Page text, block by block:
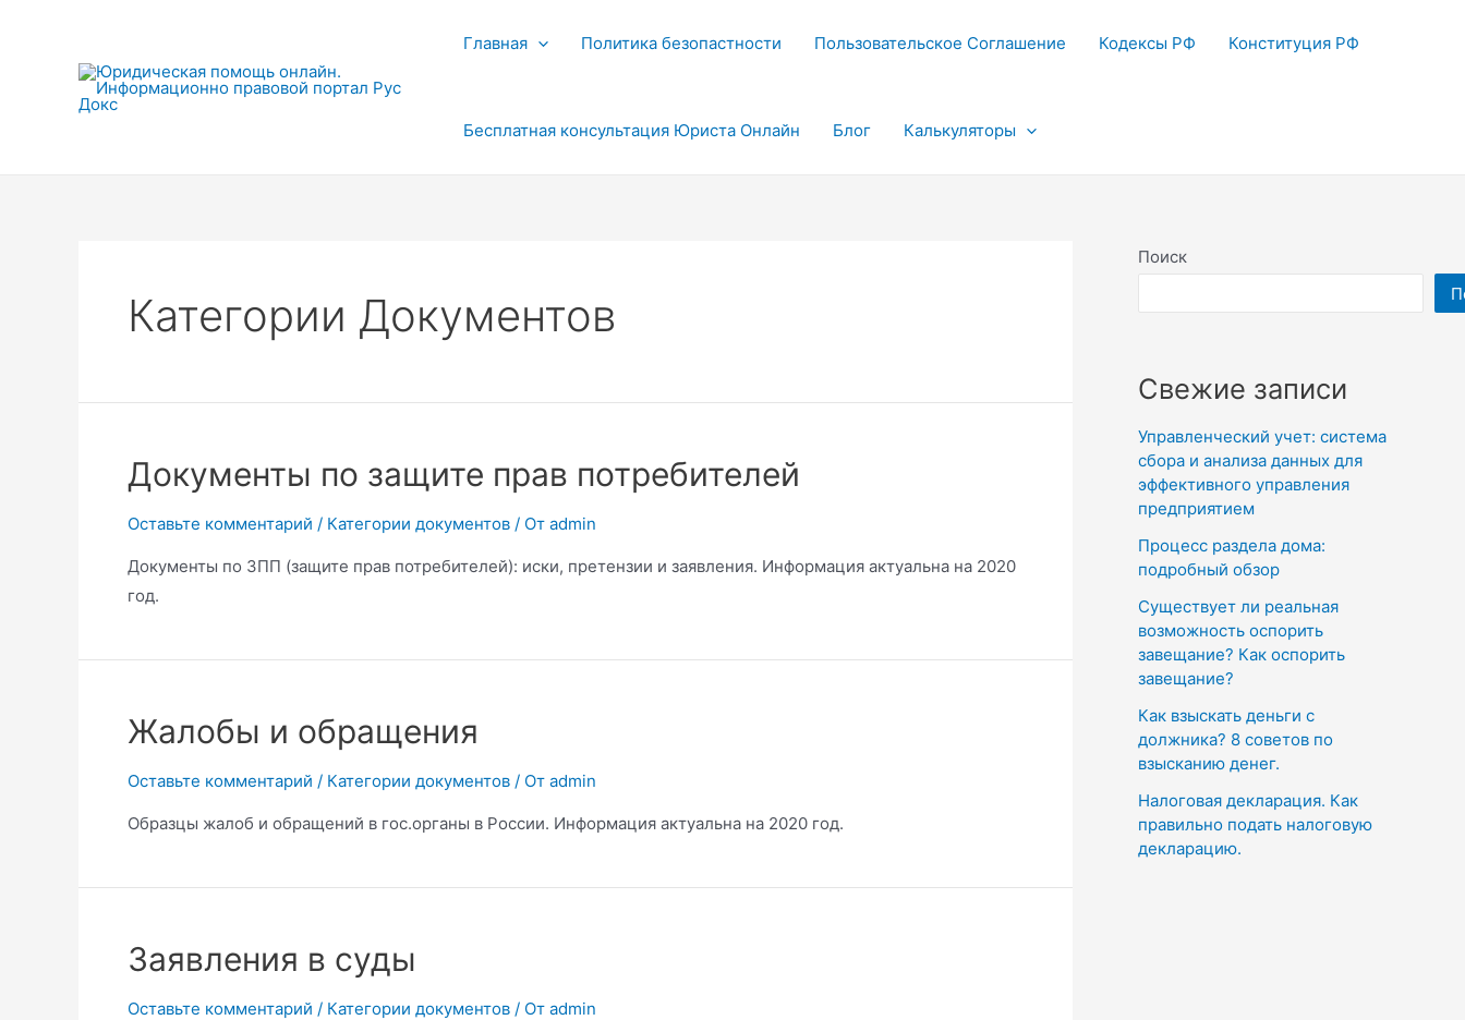
содержимому
Главная Политика безопастности Пользовательское Соглашение Кодексы РФ Конституция РФ
Бесплатная консультация Юриста Онлайн Блог Калькуляторы
Категории Документов
Документы по защите прав потребителей
Оставьте комментарий / Категории документов / От admin
Документы по ЗПП (защите прав потребителей): иски, претензии и заявления. Информация актуальна на 2020
год.
Жалобы и обращения
Оставьте комментарий / Категории документов / От admin
Образцы жалоб и обращений в гос.органы в России. Информация актуальна на 2020 год.
Заявления в суды
Оставьте комментарий / Категории документов / От admin
Поиск
Свежие записи
Управленческий учет: система
сбора и анализа данных для
эффективного управления
предприятием
Процесс раздела дома:
подробный обзор
Существует ли реальная
возможность оспорить
завещание? Как оспорить
завещание?
Как взыскать деньги с
должника? 8 советов по
взысканию денег.
Налоговая декларация. Как
правильно подать налоговую
декларацию.